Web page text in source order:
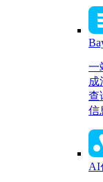
一
成
查
信
AI